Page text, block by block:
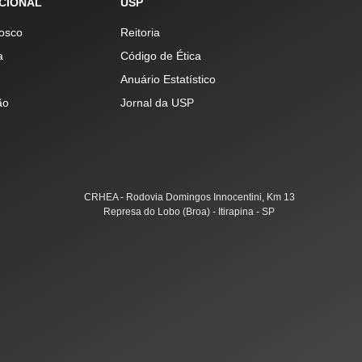
Reitoria
Código de Ética
Anuário Estatístico
Jornal da USP
CRHEA - Rodovia Domingos Innocentini, Km 13
Represa do Lobo (Broa) - Itirapina - SP